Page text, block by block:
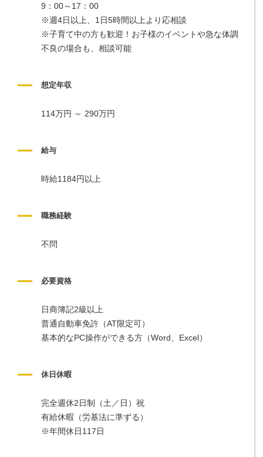
9：00～17：00
※週4日以上、1日5時間以上より応相談
※子育て中の方も歓迎！お子様のイベントや急な体調
不良の場合も、相談可能
想定年収
114万円 ～ 290万円
給与
時給1184円以上
職務経験
不問
必要資格
日商簿記2級以上
普通自動車免許（AT限定可）
基本的なPC操作ができる方（Word、Excel）
休日休暇
完全週休2日制（土／日）祝
有給休暇（労基法に準ずる）
※年間休日117日